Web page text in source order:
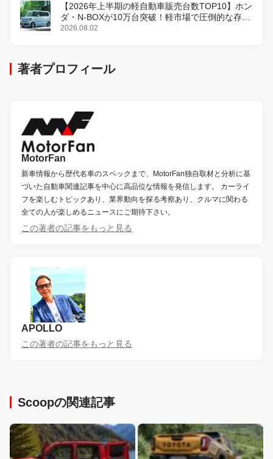
【2026年上半期の軽自動車販売台数TOP10】ホン
ダ・N-BOXが10万台突破！軽市場で圧倒的な存在
感
2026.08.02
著者プロフィール
MotorFan
新車情報から歴代名車のスペックまで、MotorFan独自取材と分析に基
づいた自動車関連記事を中心に高品位な情報を発信します。 カーライ
フを楽しむトピックあり、業界動向を探る考察あり、クルマに関わる
全ての人が楽しめるニュースにご期待下さい。
この著者の記事をもっと見る
APOLLO
この著者の記事をもっと見る
Scoopの関連記事